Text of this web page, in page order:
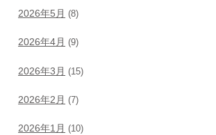
2026年5月 (8)
2026年4月 (9)
2026年3月 (15)
2026年2月 (7)
2026年1月 (10)